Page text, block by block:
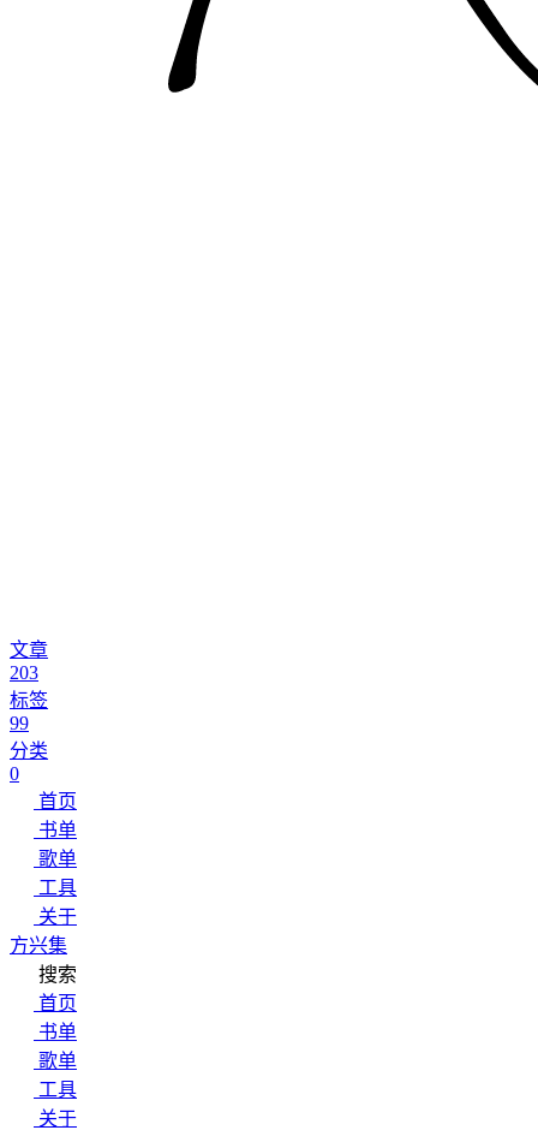
文章
203
标签
99
分类
0
首页
书单
歌单
工具
关于
方兴集
搜索
首页
书单
歌单
工具
关于